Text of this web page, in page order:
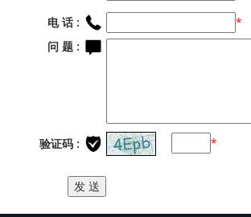
电 话 :
*
问 题 :
验证码 : *